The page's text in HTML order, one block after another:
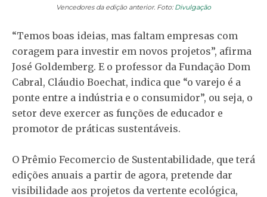
Vencedores da edição anterior. Foto: Divulgação
“Temos boas ideias, mas faltam empresas com
coragem para investir em novos projetos”, afirma
José Goldemberg. E o professor da Fundação Dom
Cabral, Cláudio Boechat, indica que “o varejo é a
ponte entre a indústria e o consumidor”, ou seja, o
setor deve exercer as funções de educador e
promotor de práticas sustentáveis.
O Prêmio Fecomercio de Sustentabilidade, que terá
edições anuais a partir de agora, pretende dar
visibilidade aos projetos da vertente ecológica,